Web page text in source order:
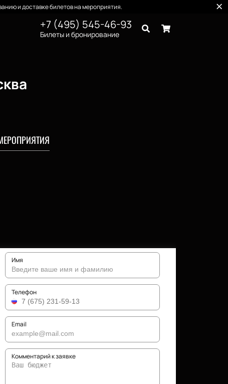
и доставке билетов на мероприятия.
+7 (495) 545-46-93
Билеты и бронирование
Имя
Телефон
Email
Комментарий к заявке